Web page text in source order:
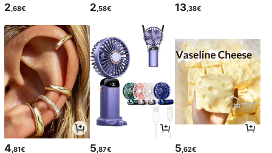
2 ,68€ 2 ,58€ 13 ,38€
4,81€ 5,87€ 5,62€